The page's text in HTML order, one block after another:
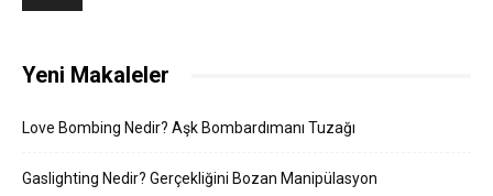
Yeni Makaleler
Love Bombing Nedir? Aşk Bombardımanı Tuzağı
Gaslighting Nedir? Gerçekliğini Bozan Manipülasyon